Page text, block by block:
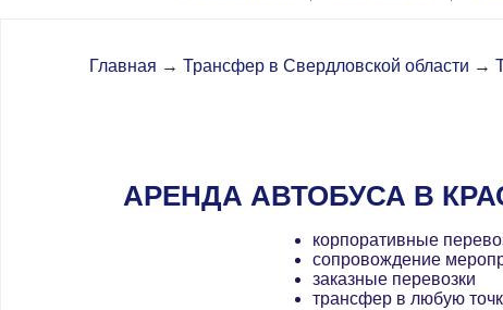
Главная → Трансфер в Свердловской области →
АРЕНДА АВТОБУСА В
корпоративные
сопровождение
заказные перевозки
трансфер в любую